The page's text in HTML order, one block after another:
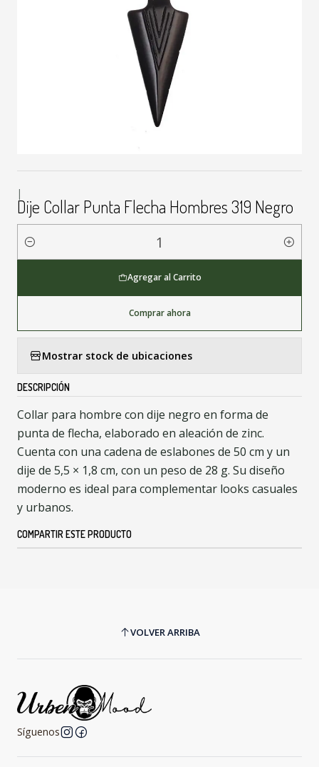
|
Dije Collar Punta Flecha Hombres 319 Negro
Cantidad
Agregar al Carrito
Comprar ahora
Mostrar stock de ubicaciones
DESCRIPCIÓN
Collar para hombre con dije negro en forma de
punta de flecha, elaborado en aleación de zinc.
Cuenta con una cadena de eslabones de 50 cm y un
dije de 5,5 × 1,8 cm, con un peso de 28 g. Su diseño
moderno es ideal para complementar looks casuales
y urbanos.
COMPARTIR ESTE PRODUCTO
VOLVER ARRIBA
Síguenos